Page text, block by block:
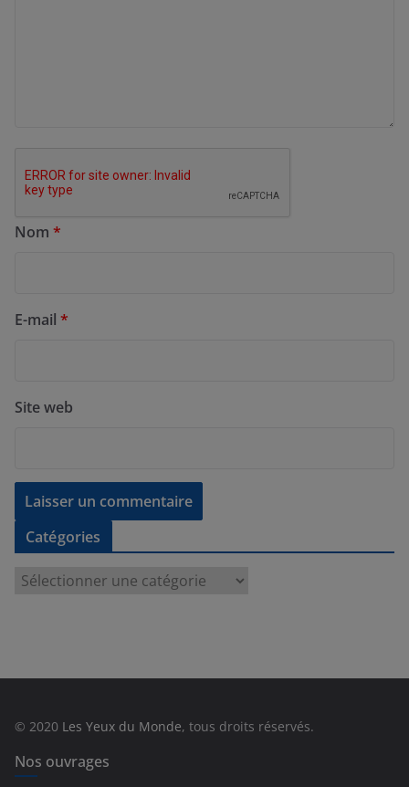
Nom *
E-mail *
Site web
Catégories
e
s
© 2020 Les Yeux du Monde, tous droits réservés.
Nos ouvrages